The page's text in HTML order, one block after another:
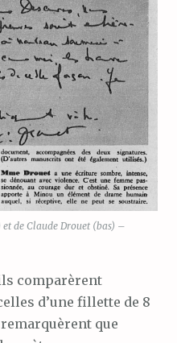
de Claude Drouet (bas) –
comparèrent
d’une fillette de 8
remarquèrent que